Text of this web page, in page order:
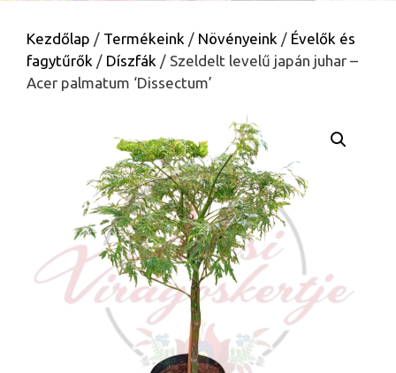
Kezdőlap / Termékeink / Növényeink / Évelők és
fagytűrők / Díszfák / Szeldelt levelű japán juhar –
Acer palmatum ‘Dissectum’